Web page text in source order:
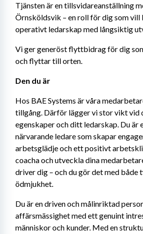
Tjänsten är en tillsvidareanställning
Örnsköldsvik – en roll för dig som vill
operativt ledarskap med långsiktig
Vi ger generöst flyttbidrag för dig
och flyttar till orten.
Den du är
Hos BAE Systems är våra
tillgång. Därför lägger vi stor vikt vid
egenskaper och ditt ledarskap. Du är
närvarande ledare som skapar
arbetsglädje och ett positivt
coacha och utveckla dina
driver dig – och du gör det med både
ödmjukhet.
Du är en driven och målinriktad
affärsmässighet med ett genuint
människor och kunder. Med en